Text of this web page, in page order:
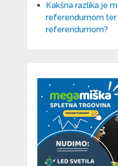
Kakšna razlika je
referendumom
referendumom?